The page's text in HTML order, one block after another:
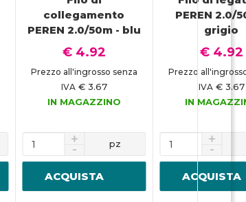
collegamento
PEREN 2.0/50m - blu
€ 4.92
Prezzo all'ingrosso senza
IVA€ 3.67
IN MAGAZZINO
pz
ACQUISTA
PEREN 2.0/
grigio
€ 4.92
Prezzo
IVA€ 3.67
IN
ACQUISTA